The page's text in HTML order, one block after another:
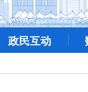
政民互动